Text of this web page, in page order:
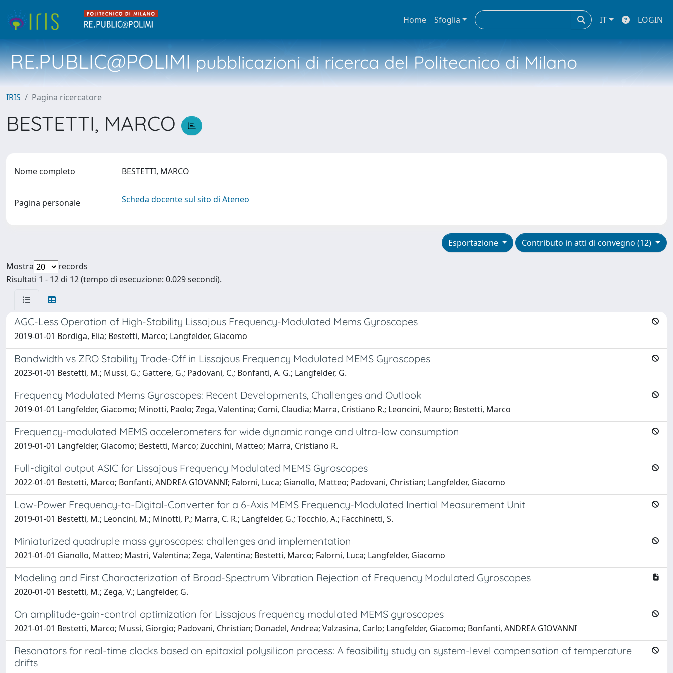
Home Sfoglia IT LOGIN
RE.PUBLIC@POLIMIpubblicazioni di ricerca del Politecnico di Milano
IRIS Pagina ricercatore
BESTETTI, MARCO
Nome completo BESTETTI, MARCO
Pagina personale Scheda docente sul sito di Ateneo
Contributo in atti di convegno (12)
Esportazione
Mostra
records
Risultati 1 - 12 di 12 (tempo di esecuzione: 0.029 secondi).
AGC-Less Operation of High-Stability Lissajous Frequency-Modulated Mems Gyroscopes
2019-01-01 Bordiga, Elia; Bestetti, Marco; Langfelder, Giacomo
Bandwidth vs ZRO Stability Trade-Off in Lissajous Frequency Modulated MEMS Gyroscopes
2023-01-01 Bestetti, M.; Mussi, G.; Gattere, G.; Padovani, C.; Bonfanti, A. G.; Langfelder, G.
Frequency Modulated Mems Gyroscopes: Recent Developments, Challenges and Outlook
2019-01-01 Langfelder, Giacomo; Minotti, Paolo; Zega, Valentina; Comi, Claudia; Marra, Cristiano R.; Leoncini, Mauro; Bestetti, Marco
Frequency-modulated MEMS accelerometers for wide dynamic range and ultra-low consumption
2019-01-01 Langfelder, Giacomo; Bestetti, Marco; Zucchini, Matteo; Marra, Cristiano R.
Full-digital output ASIC for Lissajous Frequency Modulated MEMS Gyroscopes
2022-01-01 Bestetti, Marco; Bonfanti, ANDREA GIOVANNI; Falorni, Luca; Gianollo, Matteo; Padovani, Christian; Langfelder, Giacomo
Low-Power Frequency-to-Digital-Converter for a 6-Axis MEMS Frequency-Modulated Inertial Measurement Unit
2019-01-01 Bestetti, M.; Leoncini, M.; Minotti, P.; Marra, C. R.; Langfelder, G.; Tocchio, A.; Facchinetti, S.
Miniaturized quadruple mass gyroscopes: challenges and implementation
2021-01-01 Gianollo, Matteo; Mastri, Valentina; Zega, Valentina; Bestetti, Marco; Falorni, Luca; Langfelder, Giacomo
Modeling and First Characterization of Broad-Spectrum Vibration Rejection of Frequency Modulated Gyroscopes
2020-01-01 Bestetti, M.; Zega, V.; Langfelder, G.
On amplitude-gain-control optimization for Lissajous frequency modulated MEMS gyroscopes
2021-01-01 Bestetti, Marco; Mussi, Giorgio; Padovani, Christian; Donadel, Andrea; Valzasina, Carlo; Langfelder, Giacomo; Bonfanti, ANDREA GIOVANNI
Resonators for real-time clocks based on epitaxial polysilicon process: A feasibility study on system-level compensation of temperature
drifts